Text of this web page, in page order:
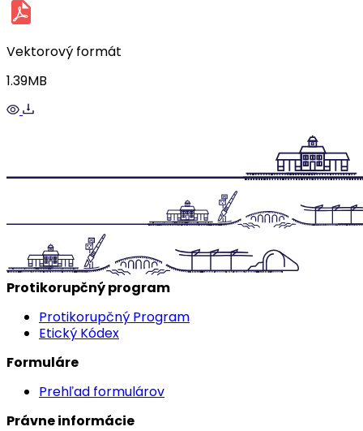
Vektorový formát
1.39MB
Protikorupčný program
Protikorupčný Program
Etický Kódex
Formuláre
Prehľad formulárov
Právne informácie